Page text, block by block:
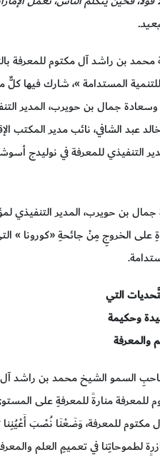
بن راشد آل مكتوم للمعرفة
المستدامة »، شارك فيها كلٌّ
وسعادة جمال بن حويرب، المدير
عبد الشافي، نائب مدير المكتب
التنفيذي للمعرفة في
جمال بن حويرب، المدير
على الخروجِ مِنْ جائحةِ «كورونا »
التي
وحكيمة
والمعرفة
السمو الشيخ محمد بن راشد آل
منارةً للمعرفةِ على
للمعرفة، وَضَعْنَا نُصْبَ أَعْيُنِنا
في تعميمِ العلم